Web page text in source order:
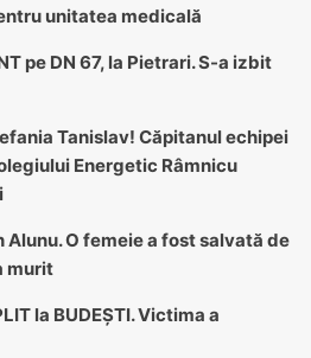
unitatea medicală
pe DN 67, la Pietrari. S-a izbit
Tanislav! Căpitanul echipei
Energetic Râmnicu
O femeie a fost salvată de
murit
la BUDEȘTI. Victima a